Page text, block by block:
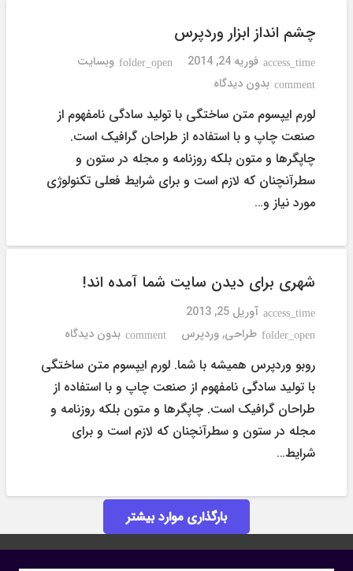
چشم انداز ابزار وردپرس
access_time فوریه 24, 2014 folder_open وبسایت
comment بدون دیدگاه
لورم ایپسوم متن ساختگی با تولید سادگی نامفهوم از
صنعت چاپ و با استفاده از طراحان گرافیک است.
چاپگرها و متون بلکه روزنامه و مجله در ستون و
سطرآنچنان که لازم است و برای شرایط فعلی تکنولوژی
مورد نیاز و…
شهری برای دیدن سایت شما آمده اند!
access_time آوریل 25, 2013
folder_open طراحی,وردپرس comment بدون دیدگاه
روبو وردپرس همیشه با شما. لورم ایپسوم متن ساختگی
با تولید سادگی نامفهوم از صنعت چاپ و با استفاده از
طراحان گرافیک است. چاپگرها و متون بلکه روزنامه و
مجله در ستون و سطرآنچنان که لازم است و برای
شرایط…
بارگذاری موارد بیشتر